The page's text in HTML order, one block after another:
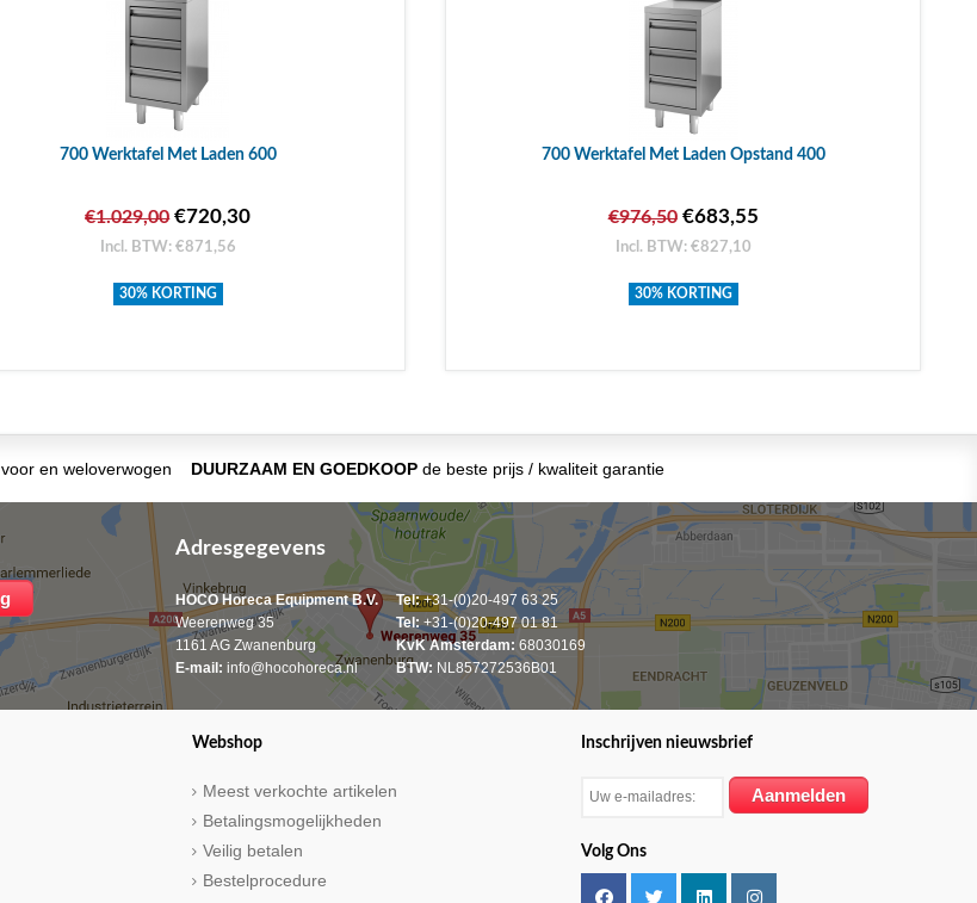
700 Werktafel Met Laden 600
€1.029,00€720,30
Incl. BTW: €871,56
30% KORTING
700 Werktafel Met Laden Opstand 400
€976,50€683,55
Incl. BTW: €827,10
30% KORTING
voor en weloverwogen DUURZAAM EN GOEDKOOPde beste prijs / kwaliteit garantie
Adresgegevens
HOCO Horeca Equipment B.V.
Weerenweg 35
1161 AG Zwanenburg
E-mail: info@hocohoreca.nl
Tel:+31-(0)20-497 63 25
Tel:+31-(0)20-497 01 81
KvK Amsterdam: 68030169
BTW: NL857272536B01
Webshop
Meest verkochte artikelen
Betalingsmogelijkheden
Veilig betalen
Bestelprocedure
Inschrijven nieuwsbrief
Volg Ons